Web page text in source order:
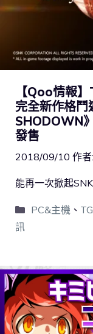
【Qoo情報
完全新作格鬥
SHODOWN
發售
2018/09/10 作者:
能再一次掀起
PC&主機、
訊